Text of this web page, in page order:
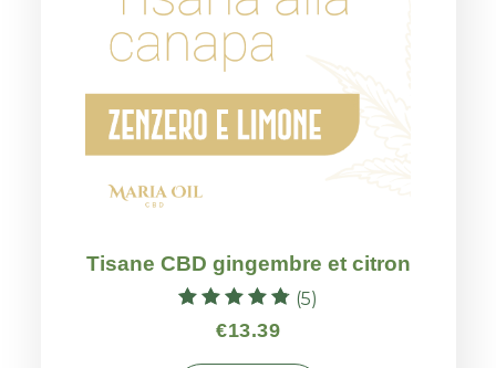
Tisane CBD gingembre et citron
Note
4.80
sur 5
(5)
€13.39